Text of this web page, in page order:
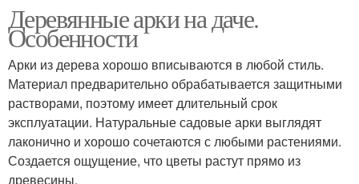
Деревянные арки на даче.
Особенности
Арки из дерева хорошо вписываются в любой стиль.
Материал предварительно обрабатывается защитными
растворами, поэтому имеет длительный срок
эксплуатации. Натуральные садовые арки выглядят
лаконично и хорошо сочетаются с любыми растениями.
Создается ощущение, что цветы растут прямо из
древесины.